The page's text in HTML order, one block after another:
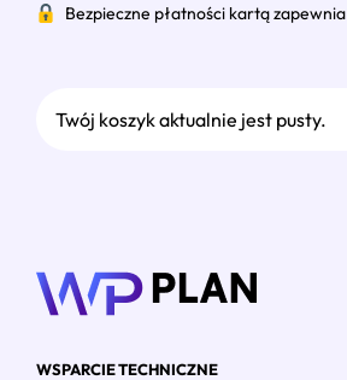
Bezpieczne płatności kartą zapewnia
Twój koszyk aktualnie jest pusty.
WSPARCIE TECHNICZNE